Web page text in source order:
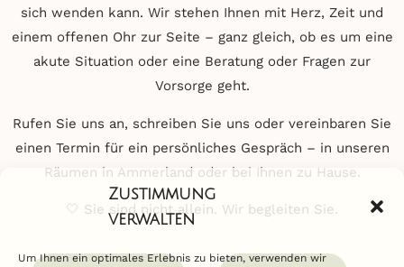
Zustimmung
verwalten
Um Ihnen ein optimales Erlebnis zu bieten, verwenden wir
sich wenden kann. Wir stehen Ihnen mit Herz, Zeit und
einem offenen Ohr zur Seite – ganz gleich, ob es um eine
akute Situation oder eine Beratung oder Fragen zur
Vorsorge geht.
Rufen Sie uns an, schreiben Sie uns oder vereinbaren Sie
einen Termin für ein persönliches Gespräch – in unseren
Räumen in Ammerland oder bei Ihnen zu Hause.
🤍 Sie sind nicht allein. Wir begleiten Sie.